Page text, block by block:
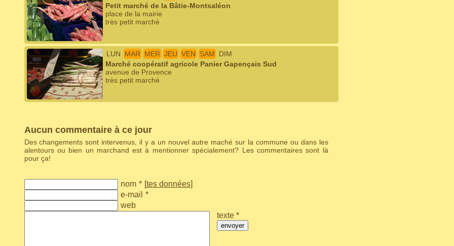
Petit marché de la Bâtie-Montsaléon
place de la mairie
très petit marché
LUN MAR MER JEU VEN SAM
DIM
Marché coopératif agricole Panier Gapençais Sud
avenue de Provence
très petit marché
Aucun commentaire à ce jour
Des changements sont intervenus, il y a un nouvel autre maché sur la commune ou dans les
alentours ou bien un marchand est à mentionner spécialement? Les commentaires sont là
pour ça!
nom * [tes données]
e-mail *
web
texte *
envoyer